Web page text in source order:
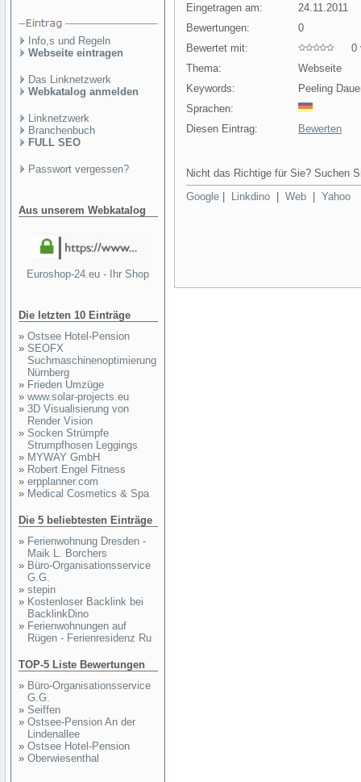
Info,s und Regeln
Webseite eintragen
Das Linknetzwerk
Webkatalog anmelden
Linknetzwerk
Branchenbuch
FULL SEO
Passwort vergessen?
Aus unserem Webkatalog
Euroshop-24.eu - Ihr Shop
Die letzten 10 Einträge
» Ostsee Hotel-Pension
» SEOFX
Suchmaschinenoptimierung
Nürnberg
» Frieden Umzüge
» www.solar-projects.eu
» 3D Visualisierung von
Render Vision
» Socken Strümpfe
Strumpfhosen Leggings
» MYWAY GmbH
» Robert Engel Fitness
» erpplanner.com
» Medical Cosmetics & Spa
Die 5 beliebtesten Einträge
» Ferienwohnung Dresden -
Maik L. Borchers
» Büro-Organisationsservice
G.G.
» stepin
» Kostenloser Backlink bei
BacklinkDino
» Ferienwohnungen auf
Rügen - Ferienresidenz Ru
TOP-5 Liste Bewertungen
» Büro-Organisationsservice
G.G.
» Seiffen
» Ostsee-Pension An der
Lindenallee
» Ostsee Hotel-Pension
» Oberwiesenthal
Eingetragen am:
24.11.2011
Bewertungen:
0
Bewertet mit:
0
Thema:
Webseite
Keywords:
Peeling
Sprachen:
Diesen Eintrag:
Bewerten
Nicht das Richtige für Sie? Suchen
Google
Linkdino Web Yahoo